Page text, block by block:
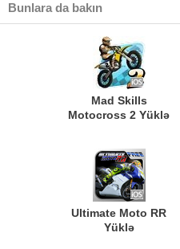
Bunlara da bakın
Mad Skills
Motocross 2 Yüklə
Ultimate Moto RR
Yüklə